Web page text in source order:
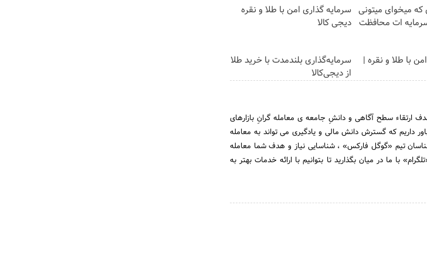
که میخوای میتونی
ات محافظت
سرمایه گذاری امن با طلا و نقره
دیجی کالا
با طلا و نقره |
سرمایه‌گذاری بلندمدت با خرید طلا
از دیجی‌کالا
ارتقاء سطح آگاهی و دانشِ جامعه ی معامله گرانِ بازارهای
آغاز نموده است. ما باور داریم که گسترش دانش مالی و یادگیری می تواند به معامله
تیم «گوگل فارکس» ، شناسایی نیاز و هدف شما معامله
با ما در میان بگذارید تا بتوانیم با ارائه خدمات بهتر به